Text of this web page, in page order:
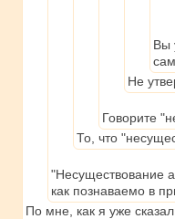
Вы
Не
Говорите
То, что
"Несуществование
как познаваемо в
По мне, как я уже